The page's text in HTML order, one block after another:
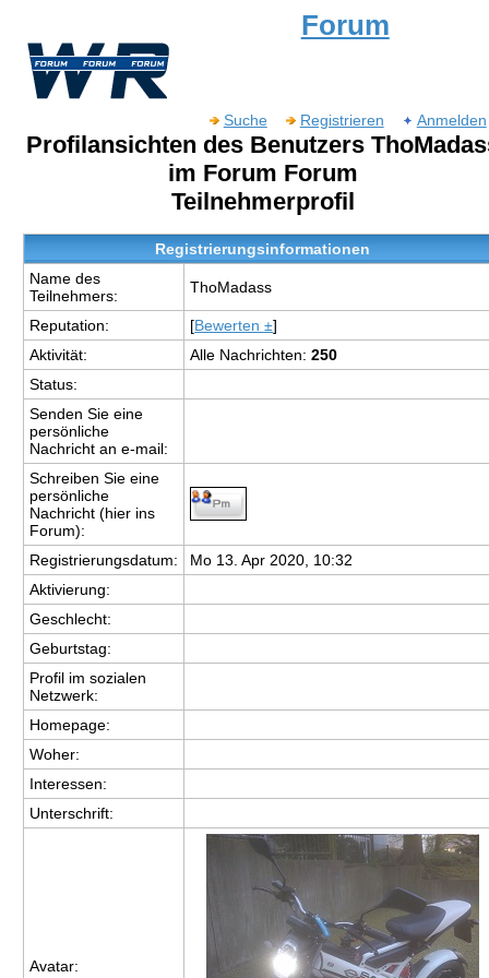
Forum
Suche Registrieren Anmelden
Profilansichten des Benutzers
im Forum Forum
Teilnehmerprofil
Registrierungsinformationen
Name des
Teilnehmers:
ThoMadass
Reputation: [Bewerten ±]
Aktivität:
Alle Nachrichten:250
Status:
Senden Sie eine
persönliche
Nachricht an e-mail:
Schreiben Sie eine
persönliche
Nachricht (hier ins
Forum):
Registrierungsdatum:
Mo 13. Apr 2020, 10:32
Aktivierung:
Geschlecht:
Geburtstag:
Profil im sozialen
Netzwerk:
Homepage:
Woher:
Interessen:
Unterschrift:
Avatar: